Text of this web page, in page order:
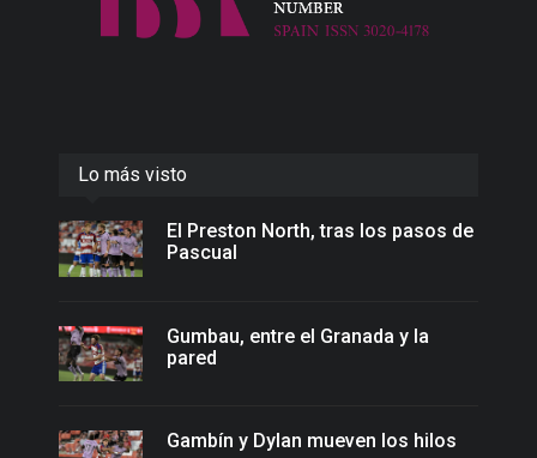
Lo más visto
El Preston North, tras los pasos de
Pascual
Gumbau, entre el Granada y la
pared
Gambín y Dylan mueven los hilos